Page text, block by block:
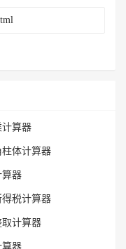
算器
体计算器
器
税计算器
计算器
器